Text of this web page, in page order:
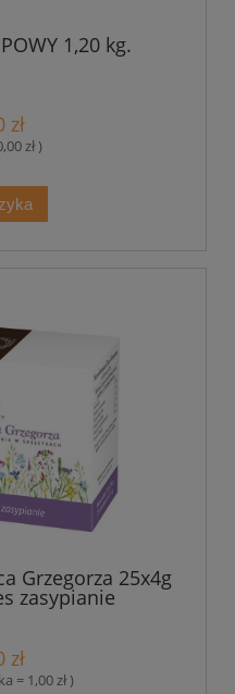
1,20 kg.
zł
zł )
Grzegorza 25x4g
zasypianie
zł
= 1,00 zł )